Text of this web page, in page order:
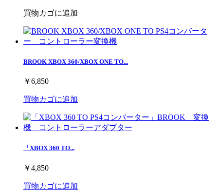
買物カゴに追加
BROOK XBOX 360/XBOX ONE TO...
￥6,850
買物カゴに追加
「XBOX 360 TO...
￥4,850
買物カゴに追加